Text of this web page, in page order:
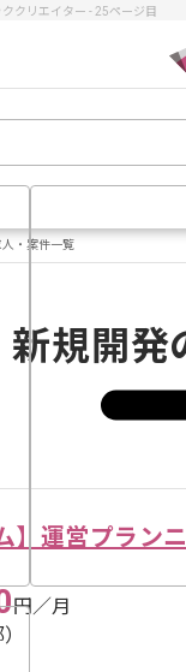
クリエイター - 25ページ目
・案件一覧
新規開発
】運営プラン
円／月